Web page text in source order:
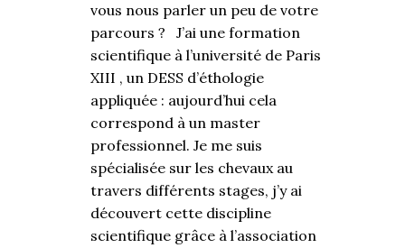
vous nous parler un peu de votre
parcours ? J’ai une formation
scientifique à l’université de Paris
XIII , un DESS d’éthologie
appliquée : aujourd’hui cela
correspond à un master
professionnel. Je me suis
spécialisée sur les chevaux au
travers différents stages, j’y ai
découvert cette discipline
scientifique grâce à l’association